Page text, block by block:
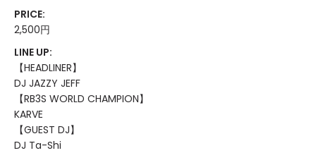
PRICE:
2,500円
LINE UP:
【HEADLINER】
DJ JAZZY JEFF
【RB3S WORLD CHAMPION】
KARVE
【GUEST DJ】
DJ Ta-Shi